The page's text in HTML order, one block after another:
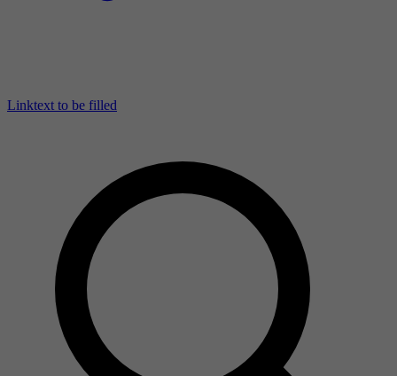
Linktext to be filled